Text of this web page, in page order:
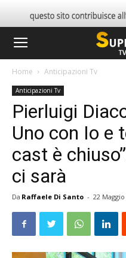
Home Anticipazioni Tv
Anticipazioni Tv
Pierluigi
Uno con Io e
cast è
ci sarà
Da Raffaele Di Santo - 22 Maggio